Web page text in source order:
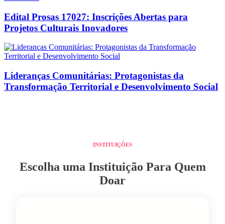
Edital Prosas 17027: Inscrições Abertas para
Projetos Culturais Inovadores
Lideranças Comunitárias: Protagonistas da
Transformação Territorial e Desenvolvimento Social
INSTITUIÇÕES
Escolha uma Instituição Para Quem
Doar